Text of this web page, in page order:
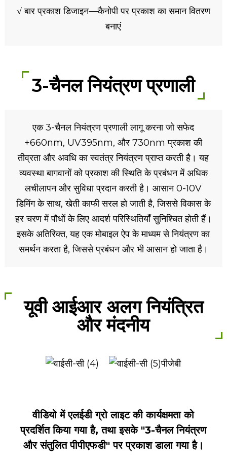
√ बार प्रकाश डिजाइन—कैनोपी पर प्रकाश का समान वितरण
बनाएं
3-चैनल नियंत्रण प्रणाली
एक 3-चैनल नियंत्रण प्रणाली लागू करना जो सफेद
+660nm, UV395nm, और 730nm प्रकाश की
तीव्रता और अवधि का स्वतंत्र नियंत्रण प्राप्त करती है। यह
व्यवस्था बागवानों को प्रकाश की स्थिति के प्रबंधन में अधिक
लचीलापन और सुविधा प्रदान करती है। आसान 0-10V
डिमिंग के साथ, खेती काफी सरल हो जाती है, जिससे विकास के
हर चरण में पौधों के लिए आदर्श परिस्थितियाँ सुनिश्चित होती हैं।
इसके अतिरिक्त, यह एक मोबाइल ऐप के माध्यम से नियंत्रण का
समर्थन करता है, जिससे प्रबंधन और भी आसान हो जाता है।
यूवी आईआर अलग नियंत्रित
और मंदनीय
वीडियो में एलईडी ग्रो लाइट की कार्यक्षमता को
प्रदर्शित किया गया है, तथा इसके "3-चैनल नियंत्रण
और संतुलित पीपीएफडी" पर प्रकाश डाला गया है।